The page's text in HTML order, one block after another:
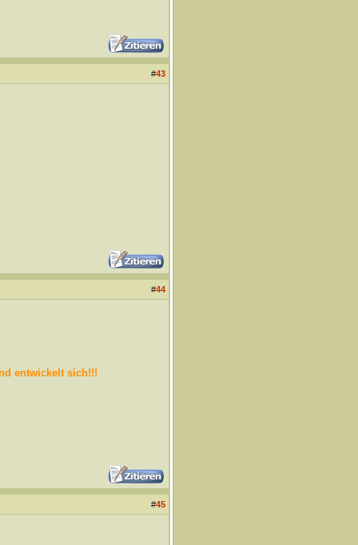
#43
#44
entwickelt sich!!!
#45